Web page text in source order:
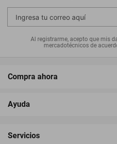
Al registrarme, acepto que mis
mercadotécnicos de
Compra ahora
Ayuda
Servicios